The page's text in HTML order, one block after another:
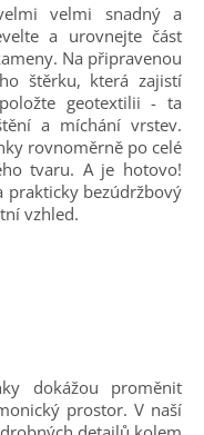
velmi snadný a
a urovnejte část
Na připravenou
štěrku, která zajistí
geotextilii - ta
a míchání vrstev.
rovnoměrně po celé
tvaru. A je hotovo!
prakticky bezúdržbový
vzhled.
dokážou proměnit
prostor. V naší